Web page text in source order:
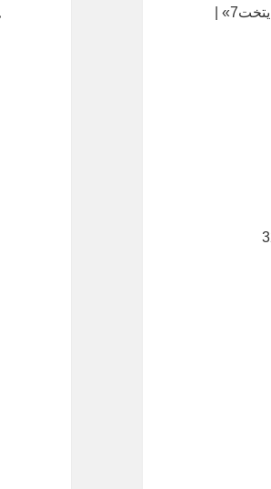
دست گذاشته دقیقا مثل «پایتخت7» |